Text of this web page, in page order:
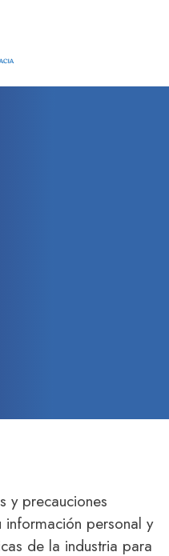
y precauciones
personal y
de la industria para